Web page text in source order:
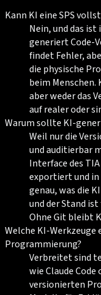
Kann KI eine SPS
Nein, und das ist
generiert Code-
findet Fehler,
die physische
beim
aber weder das
auf realer oder
Warum sollte KI-
Weil nur die
und auditierbar
Interface des
exportiert und
genau, was die
und der Stand
Ohne Git bleibt
Welche KI-Werkzeuge
Programmierung?
Verbreitet sind
wie Claude
versionierten